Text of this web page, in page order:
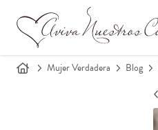
Mujer Verdadera Blog